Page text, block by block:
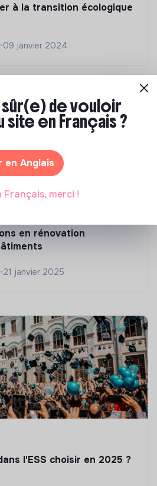
à la transition écologique
•09 janvier 2024
en rénovation
•21 janvier 2025
l'ESS choisir en 2025 ?
de vouloir
en Français ?
en Anglais
Français, merci !